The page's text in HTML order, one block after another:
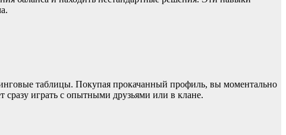
таблицы. Покупая прокачанный профиль, вы моментально
сразу играть с опытными друзьями или в клане.